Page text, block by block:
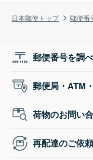
日本郵便トップ 郵便番
郵便番号を調
郵便局・ATM
荷物のお問い
再配達のご依